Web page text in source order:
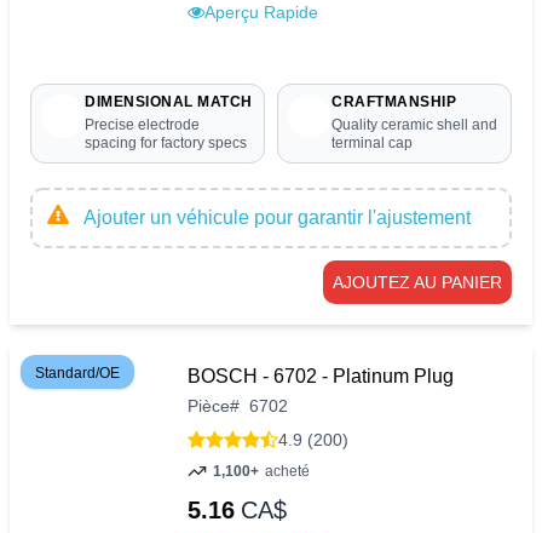
Aperçu Rapide
DIMENSIONAL MATCH
Precise electrode
spacing for factory specs
CRAFTMANSHIP
Quality ceramic shell and
terminal cap
Ajouter un véhicule pour garantir l'ajustement
AJOUTEZ AU PANIER
Standard/OE BOSCH - 6702 - Platinum Plug
Pièce# 6702
4.9 (200)
1,100+ acheté
5.16 CA$